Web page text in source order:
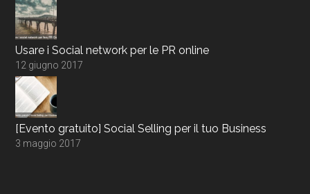
Usare i Social network per le PR online
12 giugno 2017
[Evento gratuito] Social Selling per il tuo Business
3 maggio 2017